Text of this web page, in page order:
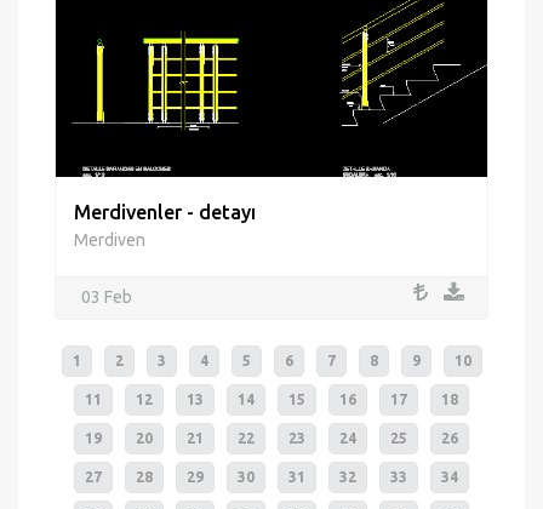
Merdivenler - detayı
Merdiven
03 Feb
1 2 3 4 5 6 7 8 9 10
11 12 13 14 15 16 17 18
19 20 21 22 23 24 25 26
27 28 29 30 31 32 33 34